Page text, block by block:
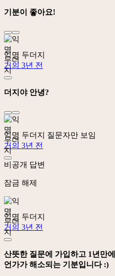
기분이 좋아요!
익명 두더지
거의 3년 전
더지야 안녕?
익명 두더지
질문자만 보임
거의 3년 전
비공개 답변
잠금 해제
익명 두더지
거의 3년 전
산뜻한 질문에 가입하고 1년만
언가가 해소되는 기분입니다 :)